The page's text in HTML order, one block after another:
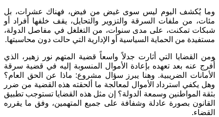
وما يُكشف اليوم ليس سوى غيض من فيض، فهناك عشرات، بل
مئات، من ملفات السرقة والتزوير والتحايل، يقف خلفها أفراد أو
شبكات تمكنت، على مدى سنوات، من التغلغل في مفاصل الدولة،
مستفيدة من الحماية السياسية أو الإدارية التي حالت دون محاسبتها.
ومن القضايا التي أثارت جدلاً واسعاً قضية المتهم نور زهير، الذي
أُفرج عنه بعد تعهده بإعادة الأموال المنسوبة إليه في قضية سرقة
الأمانات الضريبية. وهنا يبرز سؤال مشروع: ماذا عن الحق العام؟
وهل يكفي استرداد الأموال لمعالجة ما ألحقته هذه القضية من ضرر
بثقة المواطنين وسمعة الدولة؟ إن مثل هذه القضايا تستوجب تطبيق
القانون بصورة عادلة وشفافة على جميع المتهمين، وفق ما يقرره
القضاء.